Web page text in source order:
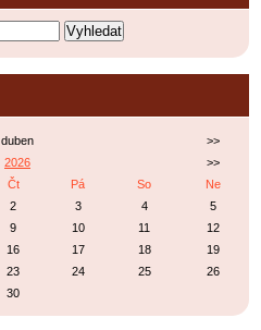
duben
>>
2026
>>
Čt Pá So
Ne
2 3 4
5
9 10 11
12
16 17 18
19
23 24 25
26
30